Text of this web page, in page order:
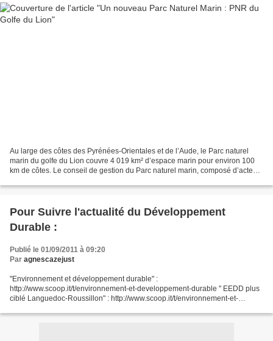
Au large des côtes des Pyrénées-Orientales et de l’Aude, le Parc naturel
marin du golfe du Lion couvre 4 019 km² d’espace marin pour environ 100
km de côtes. Le conseil de gestion du Parc naturel marin, composé d’acteurs
Pour Suivre l'actualité du Développement
Durable :
Publié le 01/09/2011 à 09:20
Par agnescazejust
"Environnement et développement durable" :
http://www.scoop.it/t/environnement-et-developpement-durable " EEDD plus
ciblé Languedoc-Roussillon" : http://www.scoop.it/t/environnement-et-